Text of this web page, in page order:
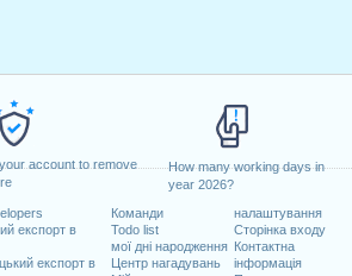
account to remove
How many working days in
year 2026?
експорт в
експорт в
Команди
Todo list
мої дні народження
Центр нагадувань
налаштування
Сторінка входу
Контактна
інформація